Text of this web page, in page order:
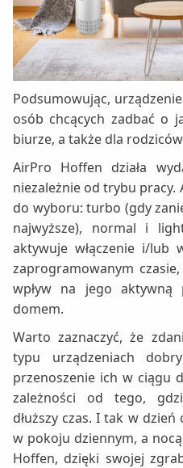
Podsumowując,
osób chcących zadbać o
biurze, a także dla
AirPro Hoffen działa
niezależnie od trybu
do wyboru: turbo (gdy
najwyższe), normal i
aktywuje włączenie i/lub
zaprogramowanym
wpływ na jego aktywną
domem.
Warto zaznaczyć, że
typu urządzeniach
przenoszenie ich w ciągu
zależności od tego,
dłuższy czas. I tak w
w pokoju dziennym, a
Hoffen, dzięki swojej